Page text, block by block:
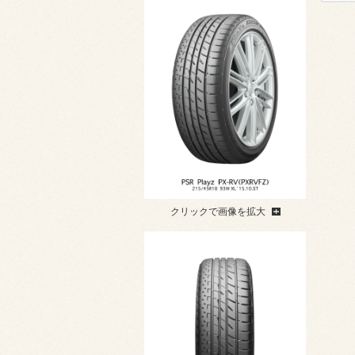
クリックで画像を拡大